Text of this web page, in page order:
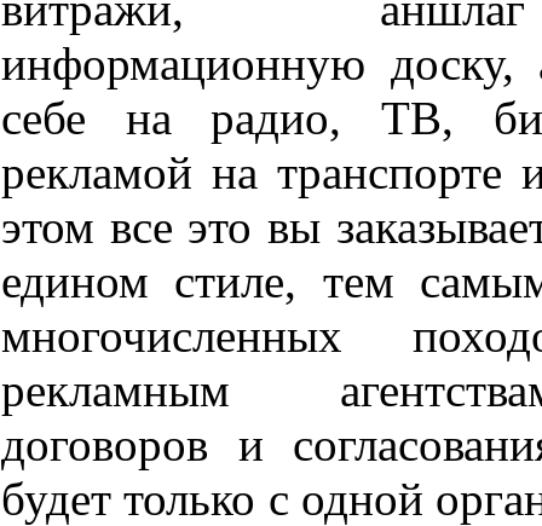
информационную доску,
себе на радио, ТВ,
рекламой на транспорте
этом все это вы
едином стиле, тем
многочисленных
рекламным
договоров и
будет только с одной